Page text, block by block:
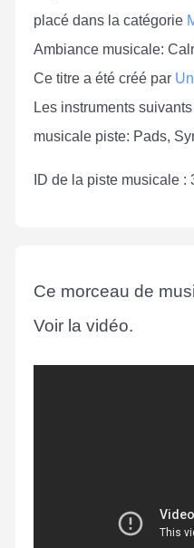
placé dans la catégorie
Ambiance musicale:
Ce titre a été créé par
Les instruments
musicale piste: Pads,
ID de la piste musicale :
Ce morceau de
Voir la vidéo.